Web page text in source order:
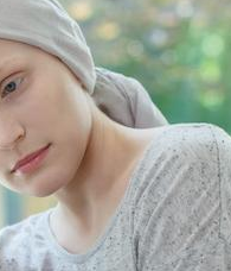
Vélo : et si vos
n’étaient pas liées
l’effort ?
Les crises
peuvent-elles